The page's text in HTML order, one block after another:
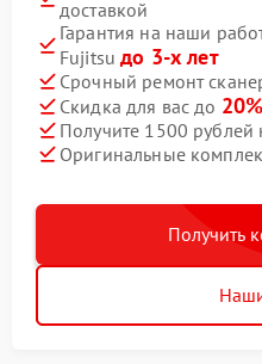
доставкой
Гарантия на наши
Fujitsuдо 3-х лет
Срочный ремонт
Скидка для вас до 20%
Получите 1500 рублей
Оригинальные
Получить